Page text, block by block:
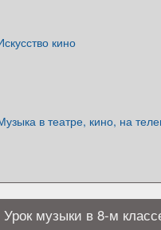
кино
в театре, кино, на
музыки в 8-м